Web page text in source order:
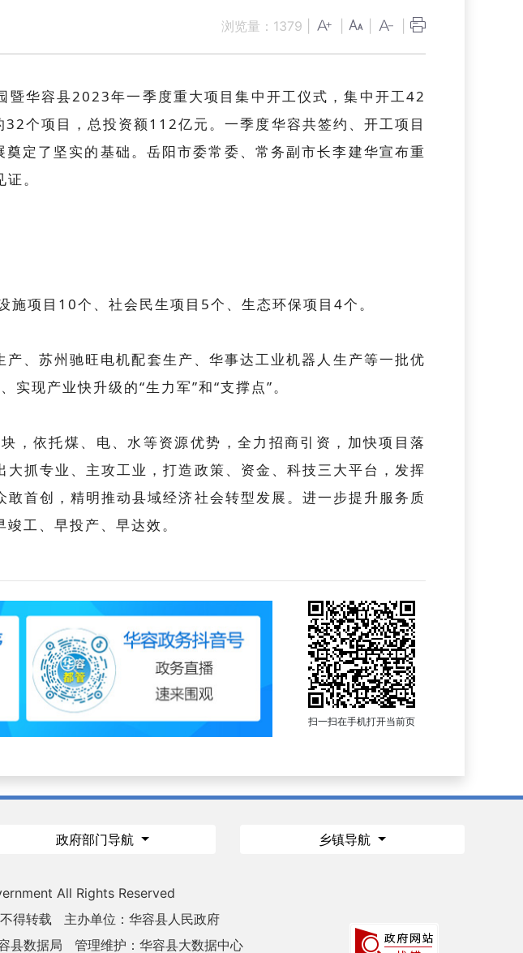
浏览量： 1379
华容县2023年一季度重大项目集中开工仪式，集中开工42
个项目，总投资额112亿元。一季度华容共签约、开工项目
定了坚实的基础。岳阳市委常委、常务副市长李建华宣布重
。
项目10个、社会民生项目5个、生态环保项目4个。
、苏州驰旺电机配套生产、华事达工业机器人生产等一批优
现产业快升级的“生力军”和“支撑点”。
，依托煤、电、水等资源优势，全力招商引资，加快项目落
抓专业、主攻工业，打造政策、资金、科技三大平台，发挥
首创，精明推动县域经济社会转型发展。进一步提升服务质
工、早投产、早达效。
扫一扫在手机打开当前页
政府部门导航 乡镇导航
All Rights Reserved
得转载
主办单位：华容县人民政府
县数据局 管理维护：华容县大数据中心